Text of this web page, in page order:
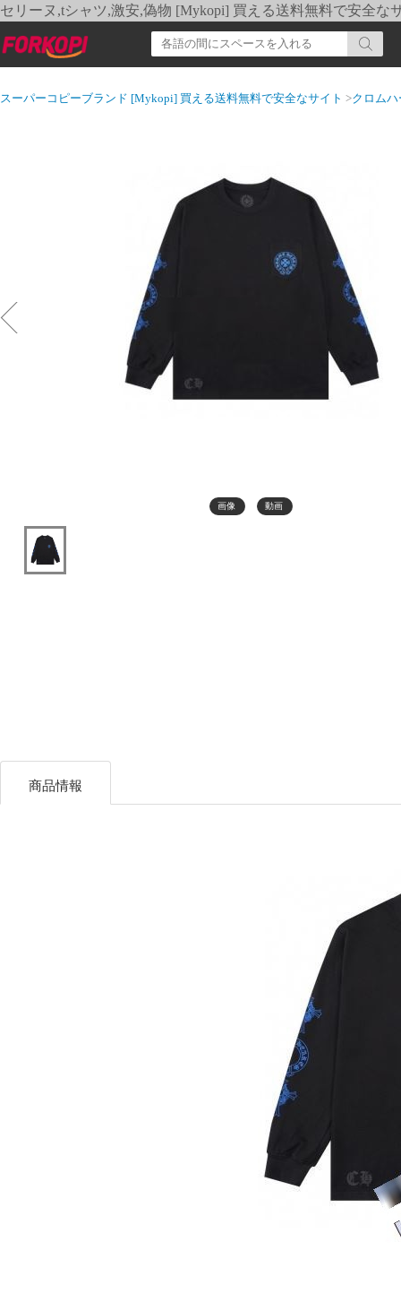
セリーヌ,tシャツ,激安,偽物 [Mykopi] 買える送料無料で安全な
スーパーコピーブランド [Mykopi] 買える送料無料で安全なサイト >クロム
画像 動画
商品情報